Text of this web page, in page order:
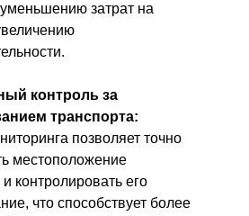
затрат на
контроль за
транспорта:
позволяет точно
местоположение
контролировать его
что способствует более